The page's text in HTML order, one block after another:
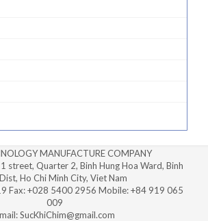
MANUFACTURE COMPANY
street, Quarter 2, Binh Hung Hoa Ward, Binh
Ho Chi Minh City, Viet Nam
Fax: +028 5400 2956 Mobile: +84 919 065
009
SucKhiChim@gmail.com